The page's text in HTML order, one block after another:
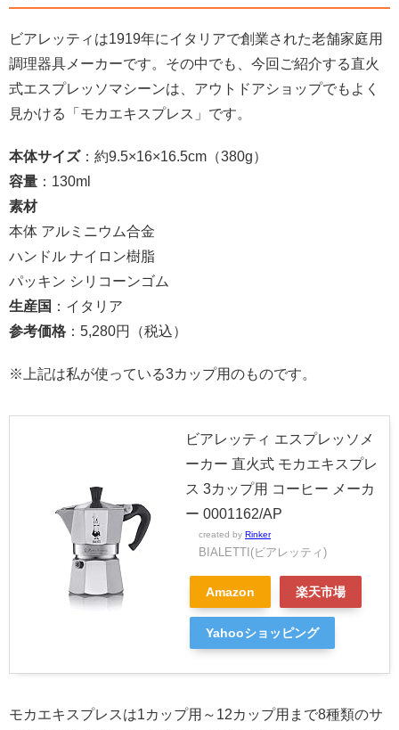
ビアレッティは1919年にイタリアで創業された老舗家庭用
調理器具メーカーです。その中でも、今回ご紹介する直火
式エスプレッソマシーンは、アウトドアショップでもよく
見かける「モカエキスプレス」です。
本体サイズ：約9.5×16×16.5cm（380g）
容量 ：130ml
素材
本体 アルミニウム合金
ハンドル ナイロン樹脂
パッキン シリコーンゴム
生産国 ：イタリア
参考価格 ：5,280円（税込）
※上記は私が使っている3カップ用のものです。
ビアレッティ エスプレッソメ
ーカー 直火式 モカエキスプレ
ス 3カップ用 コーヒー メーカ
ー 0001162/AP
created by Rinker
BIALETTI(ビアレッティ)
Amazon 楽天市場
Yahooショッピング
モカエキスプレスは1カップ用～12カップ用まで8種類のサ